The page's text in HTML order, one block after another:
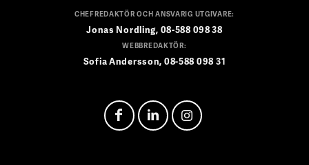
CHEFREDAKTÖR OCH ANSVARIG UTGIVARE:
Jonas Nordling, 08-588 098 38
WEBBREDAKTÖR:
Sofia Andersson, 08-588 098 31